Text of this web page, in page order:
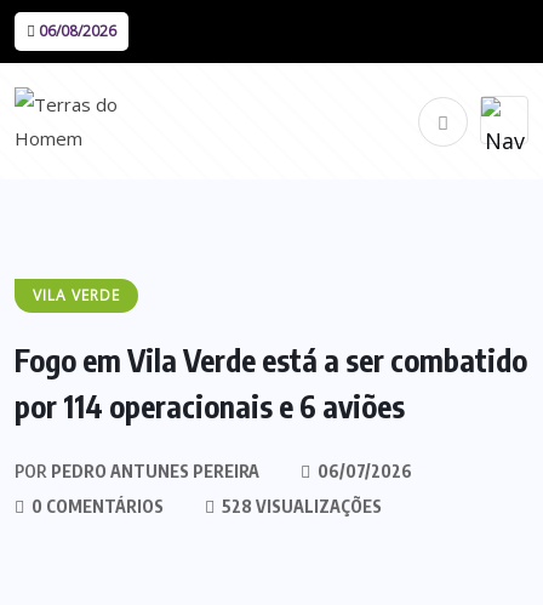
06/08/2026
VILA VERDE
Fogo em Vila Verde está a ser combatido
por 114 operacionais e 6 aviões
POR PEDRO ANTUNES PEREIRA
06/07/2026
0 COMENTÁRIOS
528 VISUALIZAÇÕES